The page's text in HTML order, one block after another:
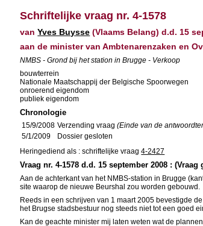
Schriftelijke vraag nr. 4-1578
vanYves Buysse (Vlaams Belang) d.d. 15
aan de minister van Ambtenarenzaken en
NMBS - Grond bij het station in Brugge - Verkoop
bouwterrein
Nationale Maatschappij der Belgische Spoorwegen
onroerend eigendom
publiek eigendom
Chronologie
15/9/2008 Verzending vraag(Einde van de
5/1/2009
Dossier gesloten
Heringediend als : schriftelijke vraag4-2427
Vraag nr. 4-1578 d.d. 15 september 2008 :
Aan de achterkant van het NMBS-station in Brugge
site waarop de nieuwe Beurshal zou worden gebouwd.
Reeds in een schrijven van 1 maart 2005 bevestigde
het Brugse stadsbestuur nog steeds niet tot een goed
Kan de geachte minister mij laten weten wat de